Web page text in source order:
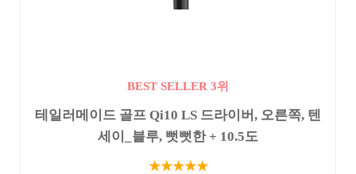
BEST SELLER 3위
테일러메이드 골프 Qi10 LS 드라이버, 오른쪽, 텐
세이_블루, 뻣뻣한 + 10.5도
★★★★★